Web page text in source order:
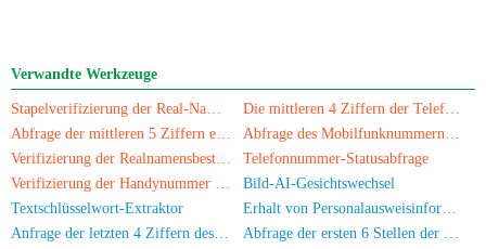
Verwandte Werkzeuge
Stapelverifizierung der Real-Name-Authentifizierung für Mobilnummern/Ausweiskarten
Die mittleren 4 Ziffern der Telefonnummer abfragen
Abfrage der mittleren 5 Ziffern einer Telefonnummer
Abfrage des Mobilfunknummern-Herkunftsorts
Verifizierung der Realnamensbestätigung für die Handynummer
Telefonnummer-Statusabfrage
Verifizierung der Handynummer und des Namens
Bild-AI-Gesichtswechsel
Textschlüsselwort-Extraktor
Erhalt von Personalausweisinformationen
Anfrage der letzten 4 Ziffern des Personalausweises
Abfrage der ersten 6 Stellen der Personalausweiskennung